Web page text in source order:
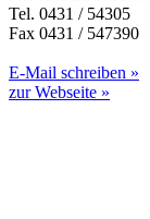
Tel. 0431 / 54305
Fax 0431 / 547390
E-Mail schreiben »
zur Webseite »